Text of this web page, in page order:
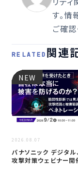
す。
ご確認
RELATED 関連
NEW
2026.08.07
パナソニック デジタル
攻撃対策ウェビナー